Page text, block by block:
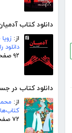
دانلود کتاب
از:
۹۲ صفحه
دانلود کتاب در
از:
۷۲ صفحه